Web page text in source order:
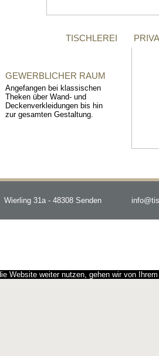
TISCHLEREI
GEWERBLICHER RAUM
Angefangen bei klassischen
Theken über Wand- und
Deckenverkleidungen bis hin
zur gesamten Gestaltung.
Wierling 31a - 48308 Senden
Website weiter nutzen, gehen wir von